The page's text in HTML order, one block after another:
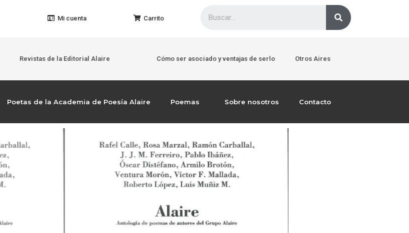
Mi cuenta Carrito
Revistas de la Editorial Alaire Cómo ser asociado y ventajas de serlo Otros Aires
Poetas de la Academia de Poesía Alaire Poemas Sobre nosotros Contacto